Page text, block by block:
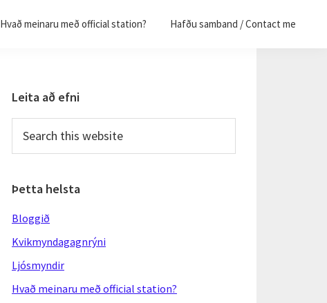
Hvað meinaru með official station? Hafðu samband / Contact me
Primary
Sidebar
Leita að efni
this
Þetta helsta
Bloggið
Kvikmyndagagnrýni
Ljósmyndir
Hvað meinaru með official station?